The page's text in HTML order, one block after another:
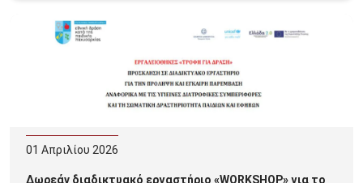
01 Απριλίου 2026
Δωρεάν διαδικτυακό εργαστήριο «WORKSHOP» για το